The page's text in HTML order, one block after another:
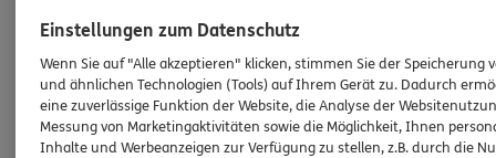
Schaden melden
Erstkontaktinformationen
EU-Offenlegungsvereinbarung
Datenverarbeitung
Einstellungen zum Datenschutz
Wenn Sie auf "Alle akzeptieren" klicken, stimmen Sie der Speicherung
und ähnlichen Technologien (Tools) auf Ihrem Gerät zu. Dadurch
eine zuverlässige Funktion der Website, die Analyse der
Messung von Marketingaktivitäten sowie die Möglichkeit, Ihnen
Inhalte und Werbeanzeigen zur Verfügung zu stellen, z.B. durch die